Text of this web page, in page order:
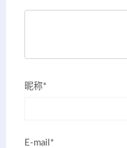
昵称*
E-mail*